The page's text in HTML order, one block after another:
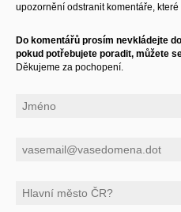
upozornění odstranit komentáře,
Do komentářů prosím nevkládejte
pokud potřebujete poradit, můžete
Děkujeme za pochopení.